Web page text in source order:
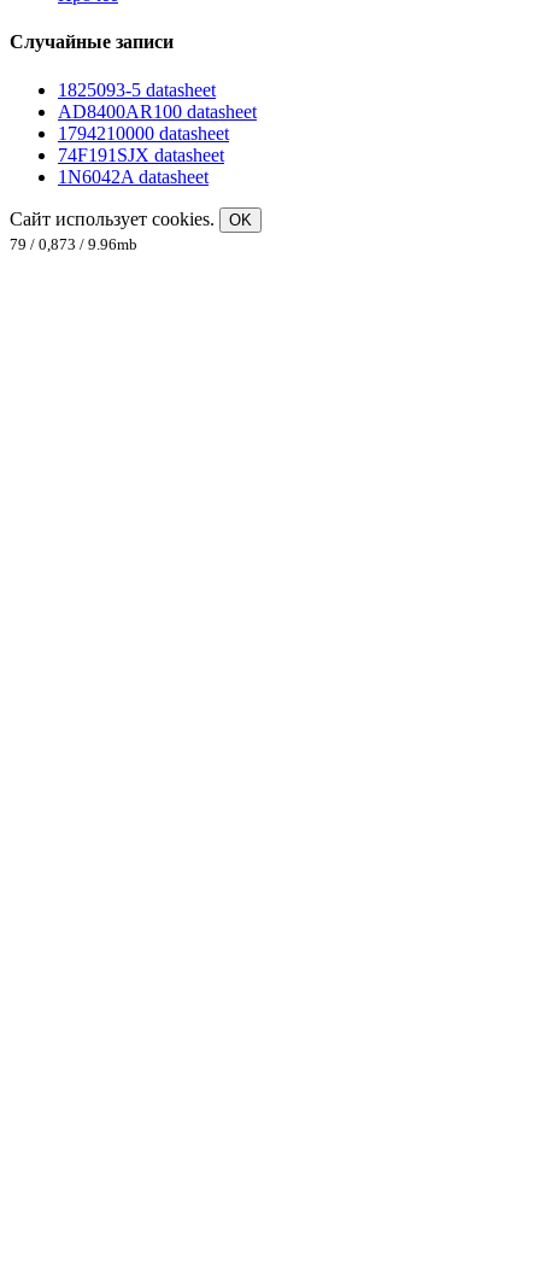
Случайные записи
1825093-5 datasheet
AD8400AR100 datasheet
1794210000 datasheet
74F191SJX datasheet
1N6042A datasheet
Сайт использует cookies.
OK
79 / 0,873 / 9.96mb